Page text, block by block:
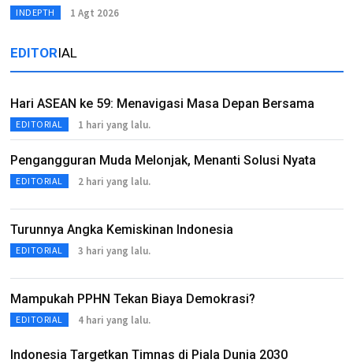
INDEPTH 1 Agt 2026
EDITORIAL
Hari ASEAN ke 59: Menavigasi Masa Depan Bersama
EDITORIAL 1 hari yang lalu.
Pengangguran Muda Melonjak, Menanti Solusi Nyata
EDITORIAL 2 hari yang lalu.
Turunnya Angka Kemiskinan Indonesia
EDITORIAL 3 hari yang lalu.
Mampukah PPHN Tekan Biaya Demokrasi?
EDITORIAL 4 hari yang lalu.
Indonesia Targetkan Timnas di Piala Dunia 2030